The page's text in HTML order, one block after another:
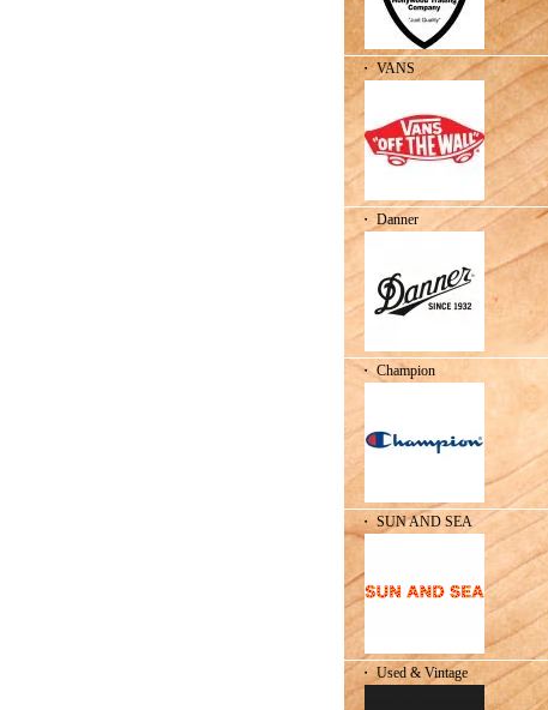
・ VANS
・ Danner
・ Champion
・ SUN AND SEA
・ Used & Vintage